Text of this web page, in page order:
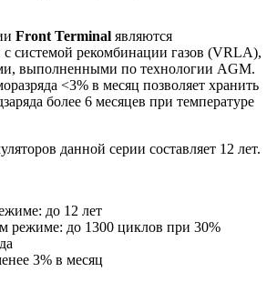
Front Terminal являются
системой рекомбинации газов (VRLA),
выполненными по технологии AGM.
<3% в месяц позволяет хранить
более 6 месяцев при температуре
данной серии составляет 12 лет.
до 12 лет
режиме: до 1300 циклов при 30%
3% в месяц